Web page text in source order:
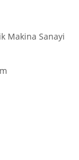
Makina Sanayi